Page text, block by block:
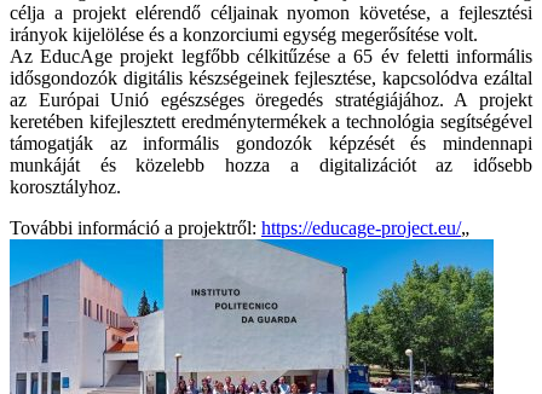
célja a projekt elérendő céljainak nyomon követése, a fejlesztési
irányok kijelölése és a konzorciumi egység megerősítése volt.
Az EducAge projekt legfőbb célkitűzése a 65 év feletti informális
idősgondozók digitális készségeinek fejlesztése, kapcsolódva ezáltal
az Európai Unió egészséges öregedés stratégiájához. A projekt
keretében kifejlesztett eredménytermékek a technológia segítségével
támogatják az informális gondozók képzését és mindennapi
munkáját és közelebb hozza a digitalizációt az idősebb
korosztályhoz.
További információ a projektről: https://educage-project.eu/„